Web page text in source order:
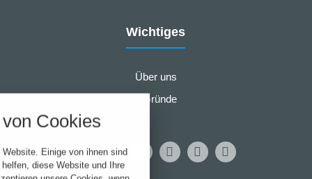
Wichtiges
Über uns
5 Gründe
Cookies
Einige von ihnen sind
diese Website und Ihre
folgende Kategorien zu
Notwendig